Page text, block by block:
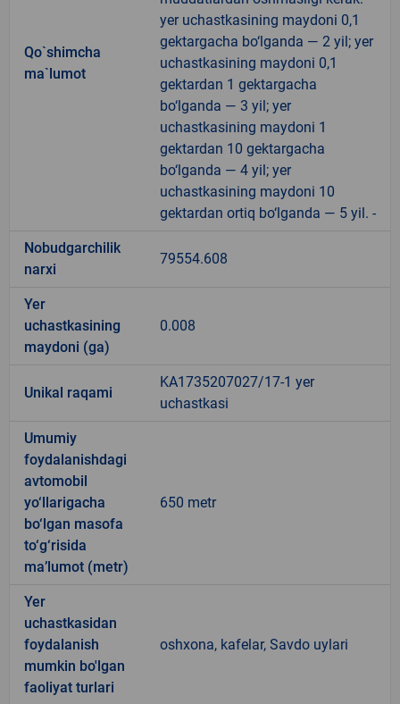
Qo`shimcha
ma`lumot
yer uchastkasining maydoni 0,1
gektargacha bo‘lganda — 2 yil; yer
uchastkasining maydoni 0,1
gektardan 1 gektargacha
bo‘lganda — 3 yil; yer
uchastkasining maydoni 1
gektardan 10 gektargacha
bo‘lganda — 4 yil; yer
uchastkasining maydoni 10
gektardan ortiq bo‘lganda — 5 yil. -
Nobudgarchilik
narxi
79554.608
Yer
uchastkasining
maydoni (ga)
0.008
Unikal raqami
KA1735207027/17-1 yer
uchastkasi
Umumiy
foydalanishdagi
avtomobil
yo‘llarigacha
bo‘lgan masofa
to‘g‘risida
ma’lumot (metr)
650 metr
Yer
uchastkasidan
foydalanish
mumkin bo'lgan
faoliyat turlari
oshxona, kafelar, Savdo uylari